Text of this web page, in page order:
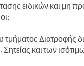
ειδικών και μη
τμήματος Διατροφής
και των